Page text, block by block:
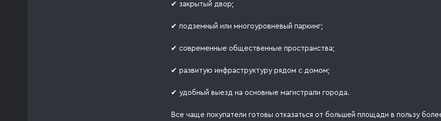
✔ закрытый двор;
✔ подземный или многоуровневый паркинг;
✔ современные общественные пространства;
✔ развитую инфраструктуру рядом с домом;
✔ удобный выезд на основные магистрали города.
Все чаще покупатели готовы отказаться от большей площади в пользу